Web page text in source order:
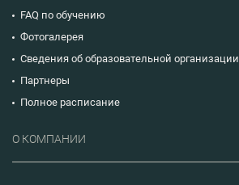
FAQ по обучению
Фотогалерея
Сведения об образовательной организации
Партнеры
Полное расписание
О КОМПАНИИ